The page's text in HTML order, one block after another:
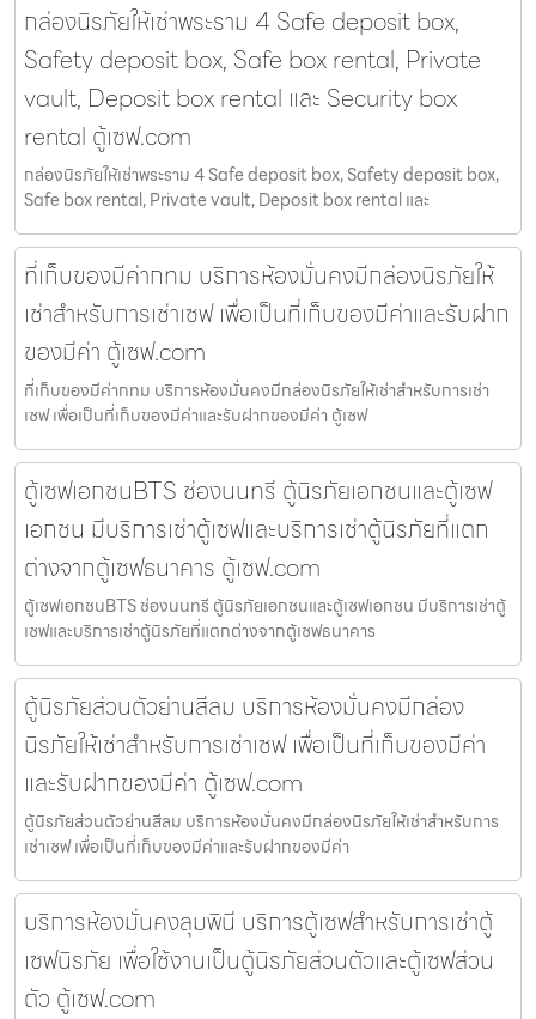
กล่องนิรภัยให้เช่าพระราม 4 Safe deposit box,
Safety deposit box, Safe box rental, Private
vault, Deposit box rental และ Security box
rental ตู้เซฟ.com
กล่องนิรภัยให้เช่าพระราม 4 Safe deposit box, Safety deposit box,
Safe box rental, Private vault, Deposit box rental และ
ที่เก็บของมีค่ากทม บริการห้องมั่นคงมีกล่องนิรภัยให้
เช่าสำหรับการเช่าเซฟ เพื่อเป็นที่เก็บของมีค่าและรับฝาก
ของมีค่า ตู้เซฟ.com
ที่เก็บของมีค่ากทม บริการห้องมั่นคงมีกล่องนิรภัยให้เช่าสำหรับการเช่า
เซฟ เพื่อเป็นที่เก็บของมีค่าและรับฝากของมีค่า ตู้เซฟ
ตู้เซฟเอกชนBTS ช่องนนทรี ตู้นิรภัยเอกชนและตู้เซฟ
เอกชน มีบริการเช่าตู้เซฟและบริการเช่าตู้นิรภัยที่แตก
ต่างจากตู้เซฟธนาคาร ตู้เซฟ.com
ตู้เซฟเอกชนBTS ช่องนนทรี ตู้นิรภัยเอกชนและตู้เซฟเอกชน มีบริการเช่าตู้
เซฟและบริการเช่าตู้นิรภัยที่แตกต่างจากตู้เซฟธนาคาร
ตู้นิรภัยส่วนตัวย่านสีลม บริการห้องมั่นคงมีกล่อง
นิรภัยให้เช่าสำหรับการเช่าเซฟ เพื่อเป็นที่เก็บของมีค่า
และรับฝากของมีค่า ตู้เซฟ.com
ตู้นิรภัยส่วนตัวย่านสีลม บริการห้องมั่นคงมีกล่องนิรภัยให้เช่าสำหรับการ
เช่าเซฟ เพื่อเป็นที่เก็บของมีค่าและรับฝากของมีค่า
บริการห้องมั่นคงลุมพินี บริการตู้เซฟสำหรับการเช่าตู้
เซฟนิรภัย เพื่อใช้งานเป็นตู้นิรภัยส่วนตัวและตู้เซฟส่วน
ตัว ตู้เซฟ.com